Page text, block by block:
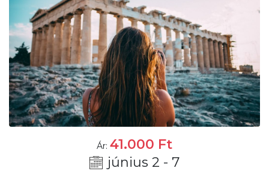
Ár: 41.000 Ft
június 2 - 7